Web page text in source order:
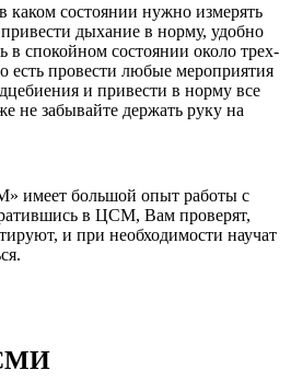
каком состоянии нужно измерять
дыхание в норму, удобно
в спокойном состоянии около трех-
есть провести любые мероприятия
и привести в норму все
не забывайте держать руку на
имеет большой опыт работы с
в ЦСМ, Вам проверят,
и при необходимости научат